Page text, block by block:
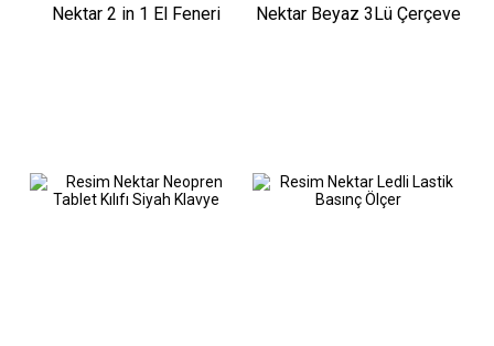
Nektar 2 in 1 El Feneri Nektar Beyaz 3Lü Çerçeve